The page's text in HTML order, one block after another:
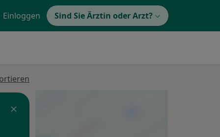
Einloggen Sind Sie Ärztin oder Arzt?